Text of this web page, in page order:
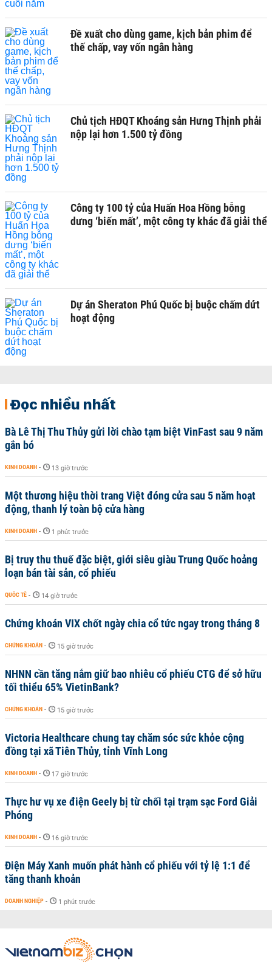
Đề xuất cho dùng game, kịch bản phim để
thế chấp, vay vốn ngân hàng
Chủ tịch HĐQT Khoáng sản Hưng Thịnh phải
nộp lại hơn 1.500 tỷ đồng
Công ty 100 tỷ của Huấn Hoa Hồng bỗng
dưng ‘biến mất’, một công ty khác đã giải thể
Dự án Sheraton Phú Quốc bị buộc chấm dứt
hoạt động
Đọc nhiều nhất
Bà Lê Thị Thu Thủy gửi lời chào tạm biệt VinFast sau 9 năm
gắn bó
KINH DOANH - 13 giờ trước
Một thương hiệu thời trang Việt đóng cửa sau 5 năm hoạt
động, thanh lý toàn bộ cửa hàng
KINH DOANH - 1 phút trước
Bị truy thu thuế đặc biệt, giới siêu giàu Trung Quốc hoảng
loạn bán tài sản, cổ phiếu
QUỐC TẾ - 14 giờ trước
Chứng khoán VIX chốt ngày chia cổ tức ngay trong tháng 8
CHỨNG KHOÁN - 15 giờ trước
NHNN cần tăng nắm giữ bao nhiêu cổ phiếu CTG để sở hữu
tối thiểu 65% VietinBank?
CHỨNG KHOÁN - 15 giờ trước
Victoria Healthcare chung tay chăm sóc sức khỏe cộng
đồng tại xã Tiên Thủy, tỉnh Vĩnh Long
KINH DOANH - 17 giờ trước
Thực hư vụ xe điện Geely bị từ chối tại trạm sạc Ford Giải
Phóng
KINH DOANH - 16 giờ trước
Điện Máy Xanh muốn phát hành cổ phiếu với tỷ lệ 1:1 để
tăng thanh khoản
DOANH NGHIỆP - 1 phút trước